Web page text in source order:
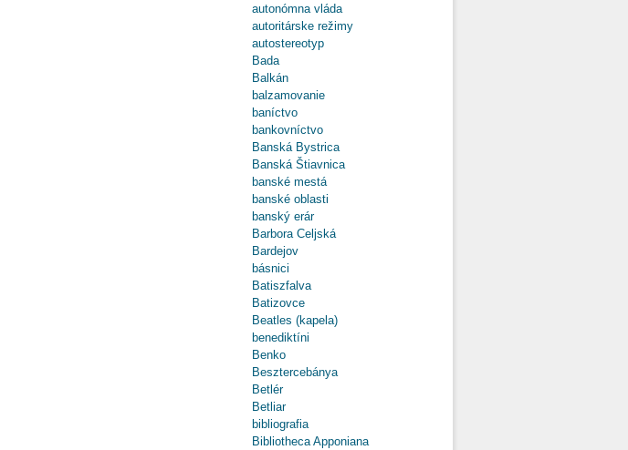
autonómna vláda
autoritárske režimy
autostereotyp
Bada
Balkán
balzamovanie
baníctvo
bankovníctvo
Banská Bystrica
Banská Štiavnica
banské mestá
banské oblasti
banský erár
Barbora Celjská
Bardejov
básnici
Batiszfalva
Batizovce
Beatles (kapela)
benediktíni
Benko
Besztercebánya
Betlér
Betliar
bibliografia
Bibliotheca Apponiana